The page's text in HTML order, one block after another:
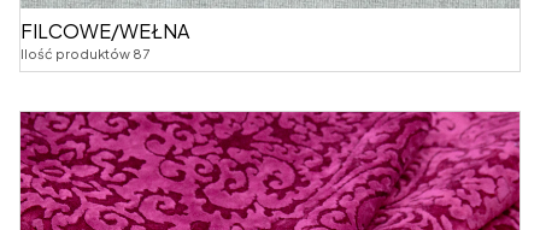
FILCOWE/WEŁNA
Ilość produktów 87